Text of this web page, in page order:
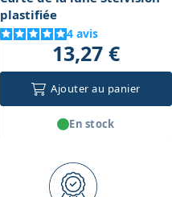
plastifiée
4 avis
13,27 €
Ajouter au panier
En stock